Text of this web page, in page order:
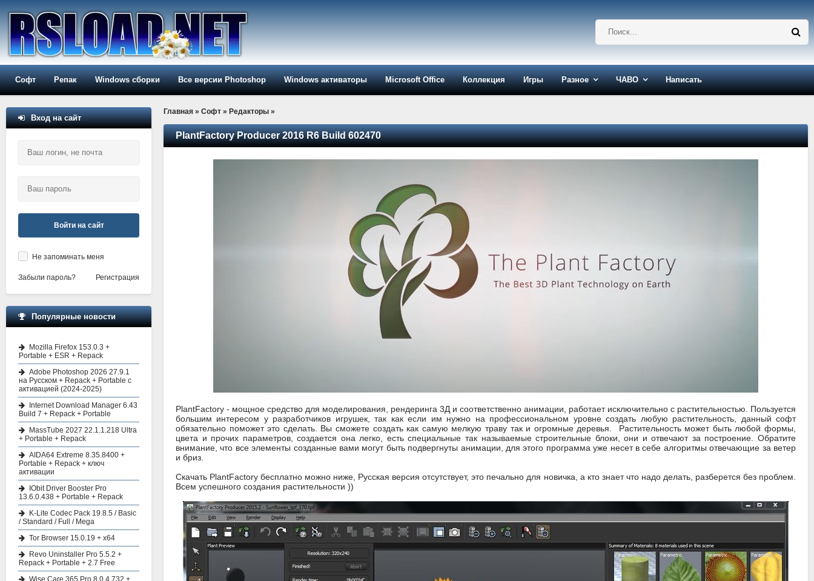
Софт Репак Windows сборки Все версии Photoshop Windows активаторы Microsoft Office Коллекция Игры Разное ЧАВО Написать
Главная » Софт » Редакторы »
PlantFactory Producer 2016 R6 Build 602470
PlantFactory - мощное средство для моделирования, рендеринга 3Д и соответственно анимации, работает исключительно с растительностью. Пользуется
большим интересом у разработчиков игрушек, так как если им нужно на профессиональном уровне создать любую растительность, данный софт
обязательно поможет это сделать. Вы сможете создать как самую мелкую траву так и огромные деревья. Растительность может быть любой формы,
цвета и прочих параметров, создается она легко, есть специальные так называемые строительные блоки, они и отвечают за построение. Обратите
внимание, что все элементы созданные вами могут быть подвергнуты анимации, для этого программа уже несет в себе алгоритмы отвечающие за ветер
и бриз.
Скачать PlantFactory бесплатно можно ниже, Русская версия отсутствует, это печально для новичка, а кто знает что надо делать, разберется без проблем.
Всем успешного создания растительности ))
Вход на сайт
Войти на сайт
Не запоминать меня
Забыли пароль? Регистрация
Популярные новости
Mozilla Firefox 153.0.3 +
Portable + ESR + Repack
Adobe Photoshop 2026 27.9.1
на Русском + Repack + Portable с
активацией (2024-2025)
Internet Download Manager 6.43
Build 7 + Repack + Portable
MassTube 2027 22.1.1.218 Ultra
+ Portable + Repack
AIDA64 Extreme 8.35.8400 +
Portable + Repack + ключ
активации
IObit Driver Booster Pro
13.6.0.438 + Portable + Repack
K-Lite Codec Pack 19.8.5 / Basic
/ Standard / Full / Mega
Tor Browser 15.0.19 + x64
Revo Uninstaller Pro 5.5.2 +
Repack + Portable + 2.7 Free
Wise Care 365 Pro 8.0.4.732 +